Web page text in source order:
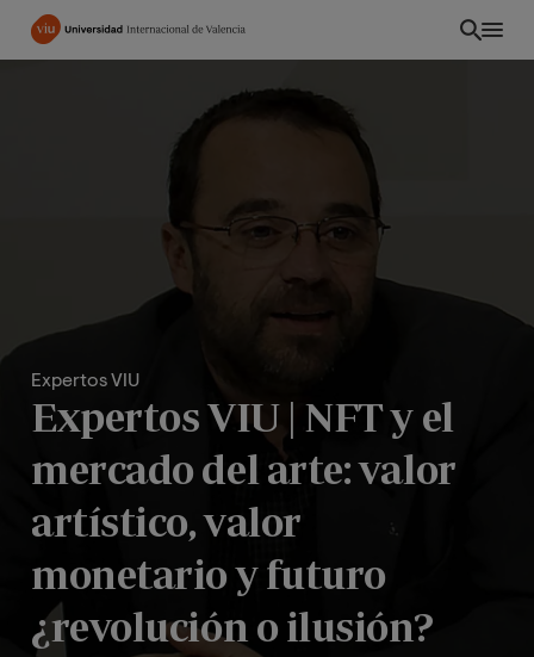
Pasar
Expertos VIU
Expertos VIU | NFT y el
mercado del arte: valor
artístico, valor
monetario y futuro
¿revolución o ilusión?